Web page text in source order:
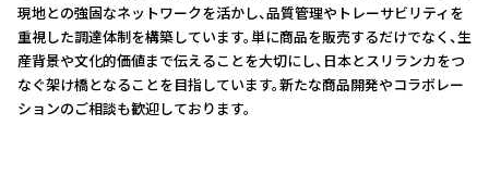
現地との強固なネットワークを活かし、品質管理やトレーサビリティを
重視した調達体制を構築しています。単に商品を販売するだけでなく、生
産背景や文化的価値まで伝えることを大切にし、日本とスリランカをつ
なぐ架け橋となることを目指しています。新たな商品開発やコラボレー
ションのご相談も歓迎しております。